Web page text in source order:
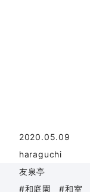
2020.05.09
haraguchi
友泉亭
#和庭園 #和室